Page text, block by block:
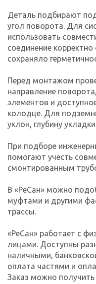
Деталь подбирают
угол поворота. Для
использовать
соединение
сохраняло
Перед монтажом
направление
элементов и
колодце. Для
уклон, глубину
При подборе
помогают учесть
смонтированным
В «РеСан» можно
муфтами и другими
трассы.
«РеСан» работает с
лицами. Доступны
наличными,
оплата частями и
Заказ можно